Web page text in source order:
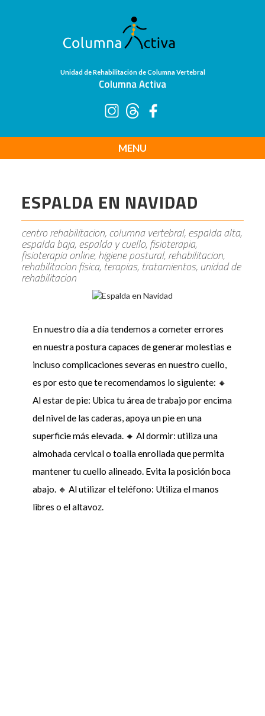
Unidad de Rehabilitación de Columna Vertebral
Columna Activa
MENU
ESPALDA EN NAVIDAD
centro rehabilitacion, columna vertebral, espalda alta,
espalda baja, espalda y cuello, fisioterapia,
fisioterapia online, higiene postural, rehabilitacion,
rehabilitacion fisica, terapias, tratamientos, unidad de
rehabilitacion
En nuestro día a día tendemos a cometer errores
en nuestra postura capaces de generar molestias e
incluso complicaciones severas en nuestro cuello,
es por esto que te recomendamos lo siguiente: 🔸
Al estar de pie: Ubica tu área de trabajo por encima
del nivel de las caderas, apoya un pie en una
superficie más elevada. 🔸 Al dormir: utiliza una
almohada cervical o toalla enrollada que permita
mantener tu cuello alineado. Evita la posición boca
abajo. 🔸 Al utilizar el teléfono: Utiliza el manos
libres o el altavoz.